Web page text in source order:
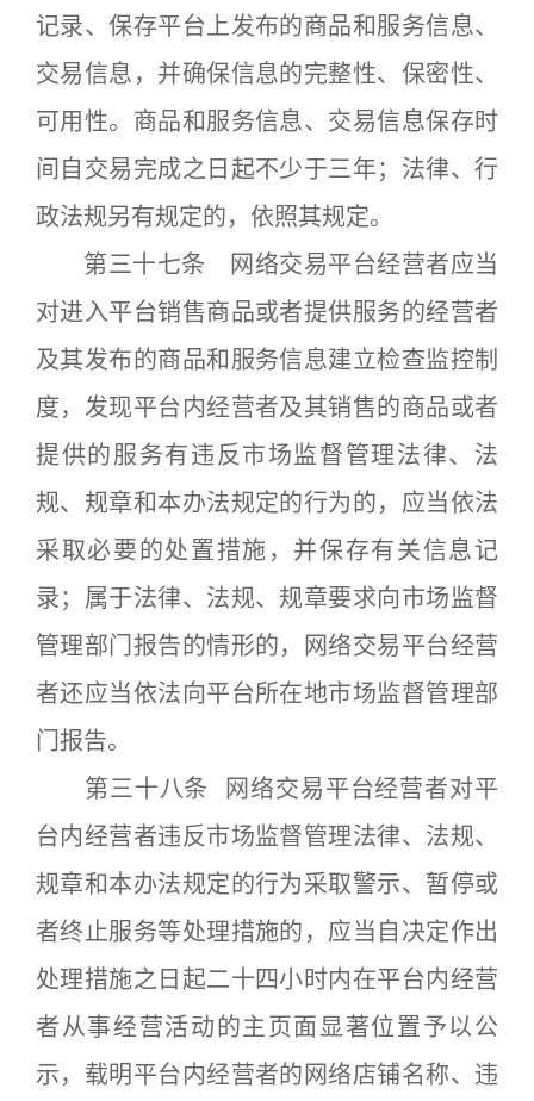
记录、保存平台上发布的商品和服务信息、
交易信息，并确保信息的完整性、保密性、
可用性。商品和服务信息、交易信息保存时
间自交易完成之日起不少于三年；法律、行
政法规另有规定的，依照其规定。
第三十七条 网络交易平台经营者应当
对进入平台销售商品或者提供服务的经营者
及其发布的商品和服务信息建立检查监控制
度，发现平台内经营者及其销售的商品或者
提供的服务有违反市场监督管理法律、法
规、规章和本办法规定的行为的，应当依法
采取必要的处置措施，并保存有关信息记
录；属于法律、法规、规章要求向市场监督
管理部门报告的情形的，网络交易平台经营
者还应当依法向平台所在地市场监督管理部
门报告。
第三十八条 网络交易平台经营者对平
台内经营者违反市场监督管理法律、法规、
规章和本办法规定的行为采取警示、暂停或
者终止服务等处理措施的，应当自决定作出
处理措施之日起二十四小时内在平台内经营
者从事经营活动的主页面显著位置予以公
示，载明平台内经营者的网络店铺名称、违